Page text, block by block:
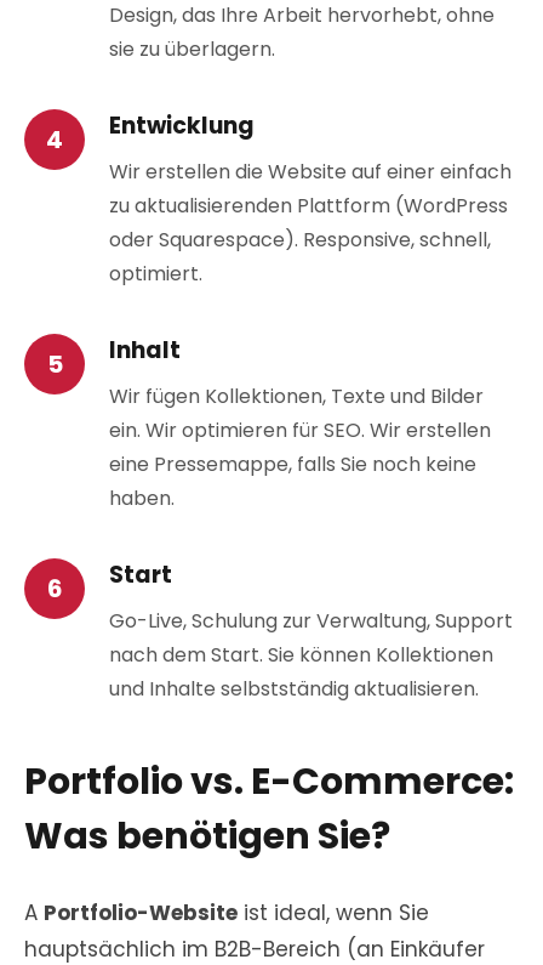
Design, das Ihre Arbeit hervorhebt, ohne
sie zu überlagern.
Entwicklung
Wir erstellen die Website auf einer einfach
zu aktualisierenden Plattform (WordPress
oder Squarespace). Responsive, schnell,
optimiert.
Inhalt
Wir fügen Kollektionen, Texte und Bilder
ein. Wir optimieren für SEO. Wir erstellen
eine Pressemappe, falls Sie noch keine
haben.
Start
Go-Live, Schulung zur Verwaltung, Support
nach dem Start. Sie können Kollektionen
und Inhalte selbstständig aktualisieren.
Portfolio vs. E-Commerce:
Was benötigen Sie?
A Portfolio-Website ist ideal, wenn Sie
hauptsächlich im B2B-Bereich (an Einkäufer